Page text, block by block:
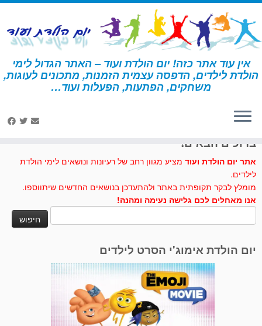
דלג
לתוכן
אין עוד אתר כזה! יום הולדת ועוד – האתר הגדול לימי
הולדת לילדים, הדפסה עצמית הזמנות, מתכונים לעוגות,
משחקים, הפתעות, הפעלות ועוד… דף הבית » טוסט
ברוכים הבאים!
אתר יום הולדת ועוד מציע מגוון רחב של רעיונות ונושאים לימי הולדת
לילדים.
מומלץ לבקר תקופתית באתר ולהתעדכן בנושאים החדשים שיתווספו.
אנו מאחלים לכם גלישה נעימה ומהנה!
יום הולדת אימוג'י הסרט לילדים